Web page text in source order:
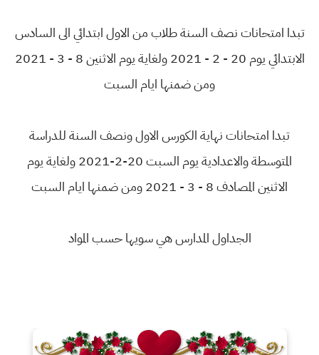
تبدا امتحانات نصف السنة طلاب من الاول ابتدائي الى السادس
الابتدائي يوم 20 - 2 - 2021 ولغاية يوم الاثنين 8 - 3 - 2021
ومن ضمنها ايام السبت
تبدا امتحانات نهاية الكورس الاول ونصف السنة للدراسة
المتوسطة والاعدادية يوم السبت 20-2-2021 ولغاية يوم
الاثنين المصادف 8 - 3 - 2021 ومن ضمنها ايام السبت
الجداول المدارس هي سويها حسب المواد